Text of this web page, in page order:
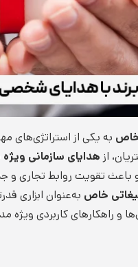
خاص به یکی از استراتژی‌های
از هدایای سازمانی ویژه
باعث تقویت روابط تجاری
خاص به‌عنوان ابزاری